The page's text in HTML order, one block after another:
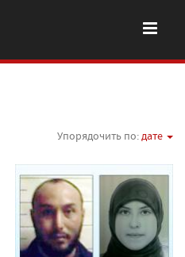
Упорядочить по:дате